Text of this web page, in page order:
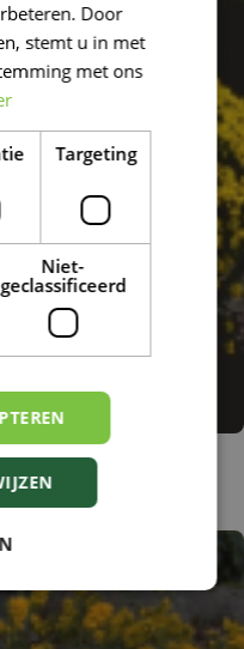
Door
stemt u in met
met ons
Targeting
Niet-
geclassificeerd